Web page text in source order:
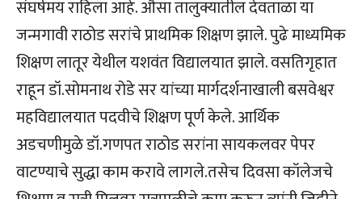
संघर्षमय राहिला आहे. औसा तालुक्यातील देवताळा या
जन्मगावी राठोड सरांचे प्राथमिक शिक्षण झाले. पुढे माध्यमिक
शिक्षण लातूर येथील यशवंत विद्यालयात झाले. वसतिगृहात
राहून डॉ.सोमनाथ रोडे सर यांच्या मार्गदर्शनाखाली बसवेश्वर
महविद्यालयात पदवीचे शिक्षण पूर्ण केले. आर्थिक
अडचणीमुळे डॉ.गणपत राठोड सरांना सायकलवर पेपर
वाटण्याचे सुद्धा काम करावे लागले.तसेच दिवसा कॉलेजचे